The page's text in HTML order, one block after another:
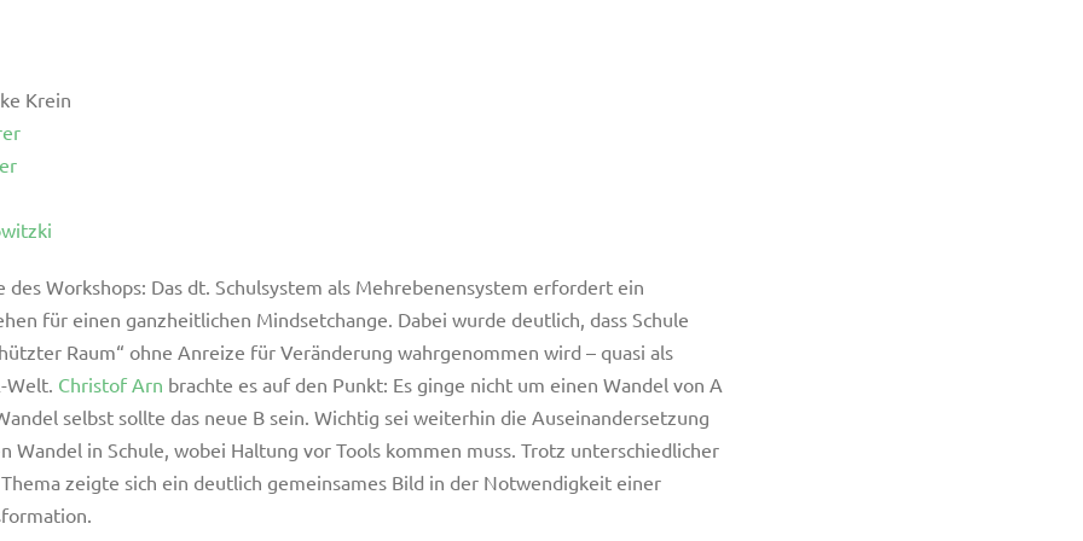
Krein
des Workshops: Das dt. Schulsystem als Mehrebenensystem erfordert ein
für einen ganzheitlichen Mindsetchange. Dabei wurde deutlich, dass Schule
Raum“ ohne Anreize für Veränderung wahrgenommen wird – quasi als
Welt. Christof Arn brachte es auf den Punkt: Es ginge nicht um einen Wandel von A
selbst sollte das neue B sein. Wichtig sei weiterhin die Auseinandersetzung
Wandel in Schule, wobei Haltung vor Tools kommen muss. Trotz unterschiedlicher
zeigte sich ein deutlich gemeinsames Bild in der Notwendigkeit einer